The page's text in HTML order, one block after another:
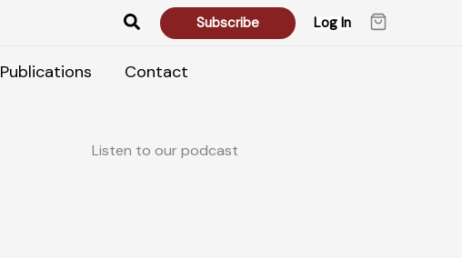
Search Subscribe Log In
Publications Contact
Listen to our podcast